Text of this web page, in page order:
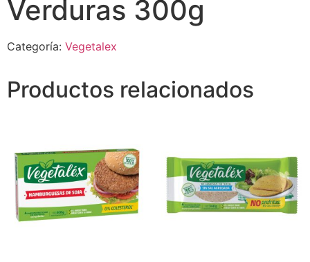
Verduras 300g
Categoría: Vegetalex
Productos relacionados